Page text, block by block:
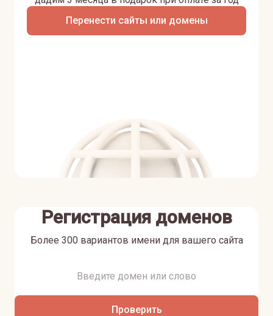
Перенести сайты или домены
Регистрация доменов
Более 300 вариантов имени для вашего сайта
Проверить